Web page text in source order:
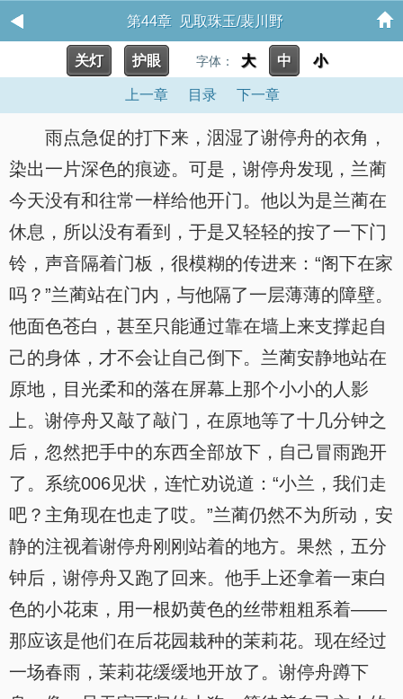
第44章 见取珠玉/裴川野
关灯 护眼 字体： 大 中 小
上一章 目录 下一章
雨点急促的打下来，洇湿了谢停舟的衣角，
染出一片深色的痕迹。可是，谢停舟发现，兰蔺
今天没有和往常一样给他开门。他以为是兰蔺在
休息，所以没有看到，于是又轻轻的按了一下门
铃，声音隔着门板，很模糊的传进来：“阁下在家
吗？”兰蔺站在门内，与他隔了一层薄薄的障壁。
他面色苍白，甚至只能通过靠在墙上来支撑起自
己的身体，才不会让自己倒下。兰蔺安静地站在
原地，目光柔和的落在屏幕上那个小小的人影
上。谢停舟又敲了敲门，在原地等了十几分钟之
后，忽然把手中的东西全部放下，自己冒雨跑开
了。系统006见状，连忙劝说道：“小兰，我们走
吧？主角现在也走了哎。”兰蔺仍然不为所动，安
静的注视着谢停舟刚刚站着的地方。果然，五分
钟后，谢停舟又跑了回来。他手上还拿着一束白
色的小花束，用一根奶黄色的丝带粗粗系着——
那应该是他们在后花园栽种的茉莉花。现在经过
一场春雨，茉莉花缓缓地开放了。谢停舟蹲下